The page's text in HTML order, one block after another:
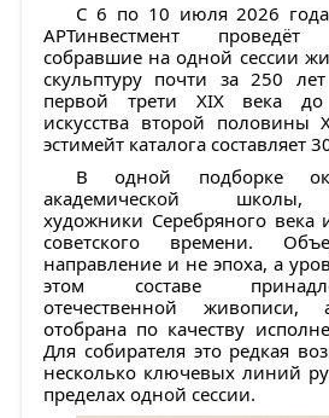
С 6 по 10 июля 2026
АРТинвестмент проведёт
собравшие на одной сессии
скульптуру почти за 250
первой трети XIX века до
искусства второй половины
эстимейт каталога составляет
В одной подборке
академической школы,
художники Серебряного
советского времени.
направление и не эпоха, а
этом составе
отечественной
отобрана по качеству
Для собирателя это редкая
несколько ключевых линий
пределах одной сессии.